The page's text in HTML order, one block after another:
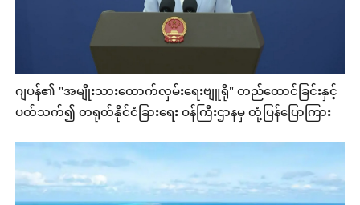
ဂျပန်၏ "အမျိုးသားထောက်လှမ်းရေးဗျူရို" တည်ထောင်ခြင်းနှင့်
ပတ်သက်၍ တရုတ်နိုင်ငံခြားရေး ဝန်ကြီးဌာနမှ တုံ့ပြန်ပြောကြား